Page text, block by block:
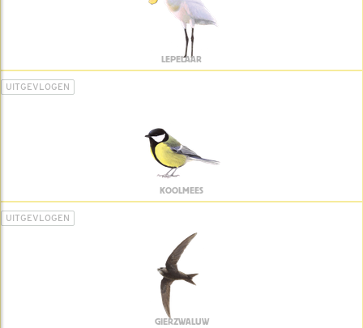
LEPELAAR
UITGEVLOGEN
KOOLMEES
UITGEVLOGEN
GIERZWALUW